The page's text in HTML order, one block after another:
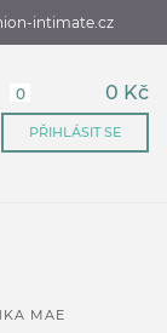
intimate.cz
0 0 Kč
PŘIHLÁSIT SE
MAE